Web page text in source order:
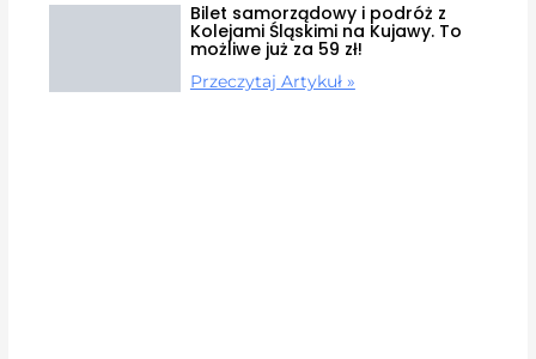
Bilet samorządowy i podróż z
Kolejami Śląskimi na Kujawy. To
możliwe już za 59 zł!
Przeczytaj Artykuł »